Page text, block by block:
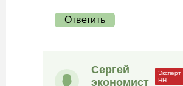
Ответить
Сергей
экономист